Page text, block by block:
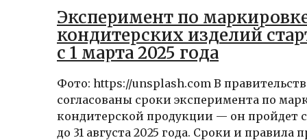
Эксперимент по
кондитерских изделий
с 1 марта 2025 года
Фото: https://unsplash.com В
согласованы сроки эксперимента по
кондитерской продукции — он пройдет с
до 31 августа 2025 года. Сроки и правила